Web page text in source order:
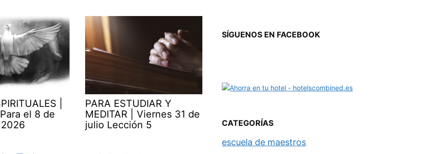
|
el 8 de
PARA ESTUDIAR Y
MEDITAR | Viernes 31 de
julio Lección 5
SÍGUENOS EN FACEBOOK
CATEGORÍAS
escuela de maestros